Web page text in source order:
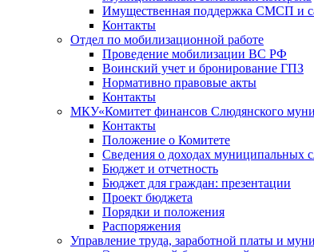
Имущественная поддержка СМСП и
Контакты
Отдел по мобилизационной работе
Проведение мобилизации ВС РФ
Воинский учет и бронирование ГПЗ
Нормативно правовые акты
Контакты
МКУ«Комитет финансов Слюдянского
Контакты
Положение о Комитете
Сведения о доходах муниципальных
Бюджет и отчетность
Бюджет для граждан: презентации
Проект бюджета
Порядки и положения
Распоряжения
Управление труда, заработной платы и